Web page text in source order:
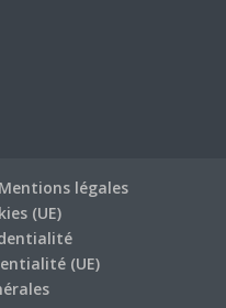
Mentions légales
(UE)
(UE)